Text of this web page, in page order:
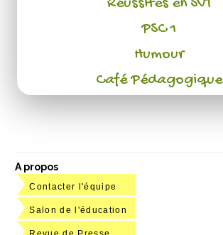
PSC 1
Humour
Café Pédagogique
A propos
Contacter l'équipe
Salon de l'éducation